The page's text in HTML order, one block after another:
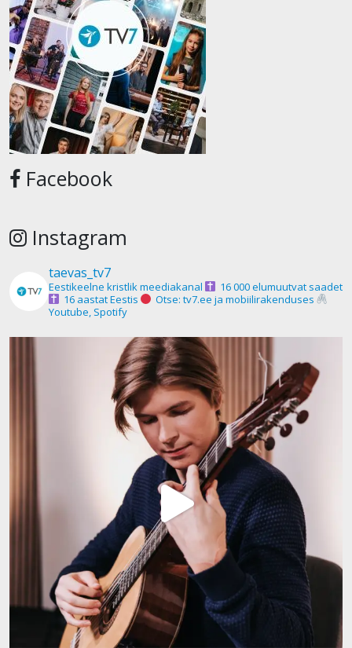
Facebook
Instagram
taevas_tv7
Eestikeelne kristlik meediakanal
16 000 elumuutvat saadet
16 aastat Eestis
Otse: tv7.ee ja mobiilirakenduses
Youtube, Spotify